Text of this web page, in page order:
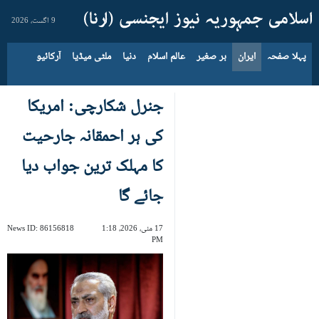
9 اگست، 2026
پہلا صفحہ ایران بر صغیر عالم اسلام دنیا ملٹی میڈیا آرکائیو
جنرل شکارچی: امریکا
کی ہر احمقانہ جارحیت
کا مہلک ترین جواب دیا
جائے گا
17 مئی، 2026، 1:18
PM
News ID: 86156818